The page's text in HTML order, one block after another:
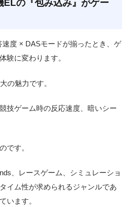
ELの『包み込み』がゲー
速度 × DASモードが揃ったとき、ゲ
験に変わります。
の魅力です。
技ゲーム時の反応速度、暗いシー
です。
、レースゲーム、シミュレーショ
イム性が求められるジャンルであ
います。